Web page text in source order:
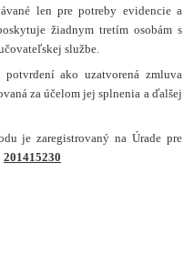
len pre potreby evidencie a
žiadnym tretím osobám s
službe.
ako uzatvorená zmluva
za účelom jej splnenia a ďalšej
je zaregistrovaný na Úrade pre
201415230